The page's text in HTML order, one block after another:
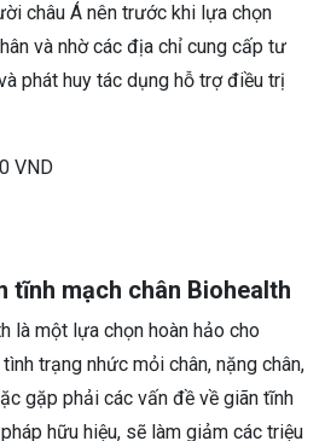
châu Á nên trước khi lựa chọn
và nhờ các địa chỉ cung cấp tư
phát huy tác dụng hỗ trợ điều trị
VND
tĩnh mạch chân Biohealth
là một lựa chọn hoàn hảo cho
trạng nhức mỏi chân, nặng chân,
gặp phải các vấn đề về giãn tĩnh
hữu hiệu, sẽ làm giảm các triệu